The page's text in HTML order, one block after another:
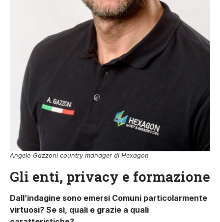
Angelo Gazzoni country manager di Hexagon
Gli enti, privacy e formazione
Dall’indagine sono emersi Comuni particolarmente
virtuosi? Se sì, quali e grazie a quali